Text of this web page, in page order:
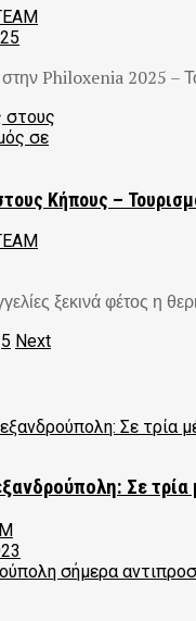
Philoxenia 2025 –
Κήπους –
ξεκινά φέτος η
5 Next
Σε